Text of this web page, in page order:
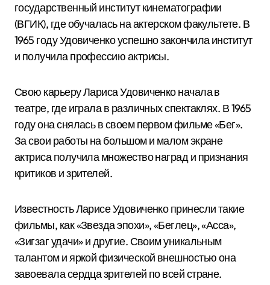
государственный институт кинематографии
(ВГИК), где обучалась на актерском факультете. В
1965 году Удовиченко успешно закончила институт
и получила профессию актрисы.
Свою карьеру Лариса Удовиченко начала в
театре, где играла в различных спектаклях. В 1965
году она снялась в своем первом фильме «Бег».
За свои работы на большом и малом экране
актриса получила множество наград и признания
критиков и зрителей.
Известность Ларисе Удовиченко принесли такие
фильмы, как «Звезда эпохи», «Беглец», «Асса»,
«Зигзаг удачи» и другие. Своим уникальным
талантом и яркой физической внешностью она
завоевала сердца зрителей по всей стране.